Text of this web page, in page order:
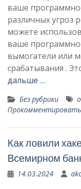
ваше
различных угроз
можете
ваше
вымогатели или
срабатывания .
дальше …
Без рубрики
Прокомментировать
Как ловили
Всемирном
14.03.2024